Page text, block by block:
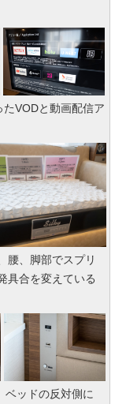
VODと動画配信ア
腰、脚部でスプリ
具合を変えている
ベッドの反対側に